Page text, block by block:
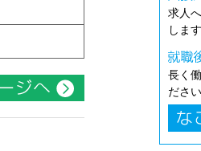
求人
しま
長く
ださい